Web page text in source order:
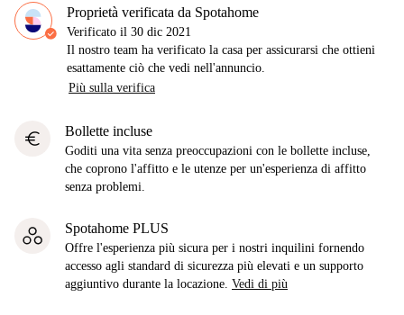
Proprietà verificata da Spotahome
Verificato il 30 dic 2021
Il nostro team ha verificato la casa per assicurarsi che ottieni
esattamente ciò che vedi nell'annuncio.
Più sulla verifica
euro Bollette incluse
Goditi una vita senza preoccupazioni con le bollette incluse,
che coprono l'affitto e le utenze per un'esperienza di affitto
senza problemi.
Spotahome PLUS
Offre l'esperienza più sicura per i nostri inquilini fornendo
accesso agli standard di sicurezza più elevati e un supporto
aggiuntivo durante la locazione. Vedi di più